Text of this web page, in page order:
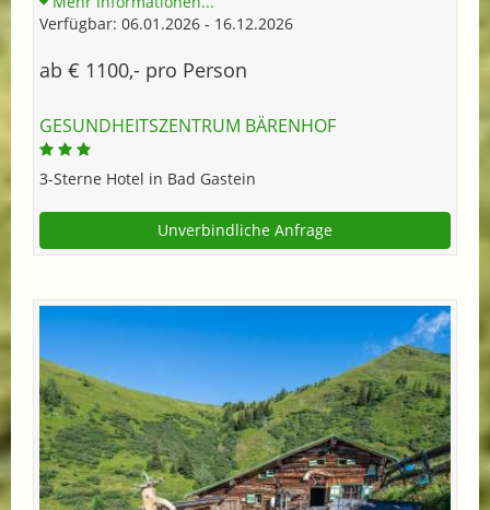
Verfügbar: 06.01.2026 - 16.12.2026
ab € 1100,- pro Person
GESUNDHEITSZENTRUM BÄRENHOF
3-Sterne Hotel in Bad Gastein
Unverbindliche Anfrage